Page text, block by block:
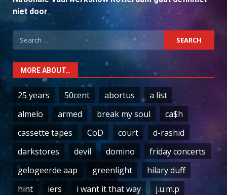
niet door
Search
for:
MORE ABOUT…
25 years 50cent abortus
a list
almelo
armed break my soul
ca$h
cassette tapes
CoD court
d-rashid
darkstores
devil domino
friday concerts
gelogeerde aap
greenlight
hilary duff
hint
iers i want it that way
j.u.m.p